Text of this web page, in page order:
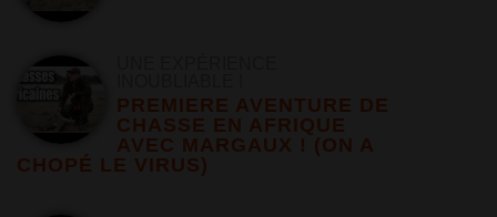
PREMIERE AVENTURE DE
CHASSE EN AFRIQUE
AVEC MARGAUX ! (ON A
CHOPÉ LE VIRUS)